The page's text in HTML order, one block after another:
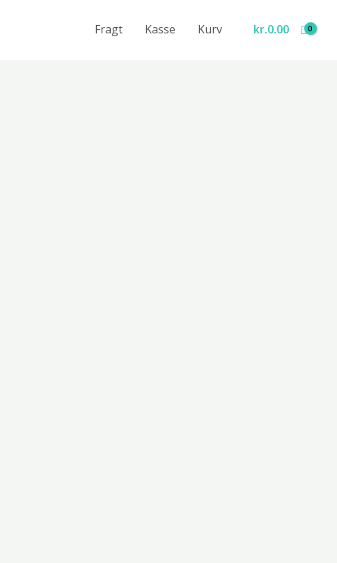
Fragt Kasse Kurv kr.0.00